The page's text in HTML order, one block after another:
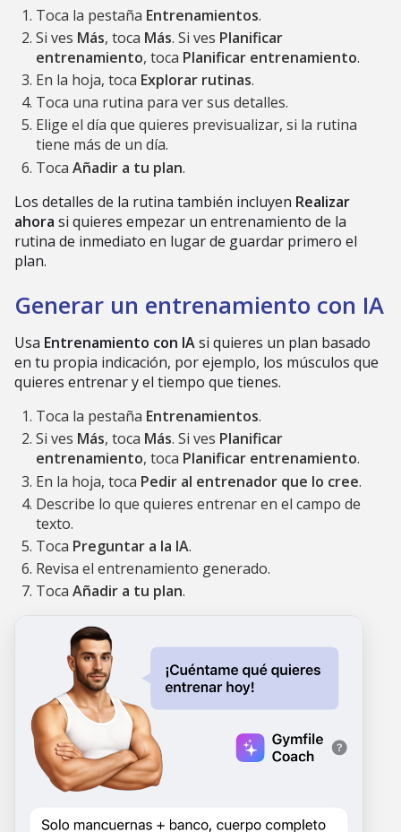
Toca la pestaña Entrenamientos.
Si ves Más, toca Más. Si ves Planificar
entrenamiento, toca Planificar entrenamiento.
En la hoja, toca Explorar rutinas.
Toca una rutina para ver sus detalles.
Elige el día que quieres previsualizar, si la rutina
tiene más de un día.
Toca Añadir a tu plan.
Los detalles de la rutina también incluyen Realizar
ahora si quieres empezar un entrenamiento de la
rutina de inmediato en lugar de guardar primero el
plan.
Generar un entrenamiento con IA
Usa Entrenamiento con IAsi quieres un plan basado
en tu propia indicación, por ejemplo, los músculos que
quieres entrenar y el tiempo que tienes.
Toca la pestaña Entrenamientos.
Si ves Más, toca Más. Si ves Planificar
entrenamiento, toca Planificar entrenamiento.
En la hoja, toca Pedir al entrenador que lo cree.
Describe lo que quieres entrenar en el campo de
texto.
Toca Preguntar a la IA.
Revisa el entrenamiento generado.
Toca Añadir a tu plan.